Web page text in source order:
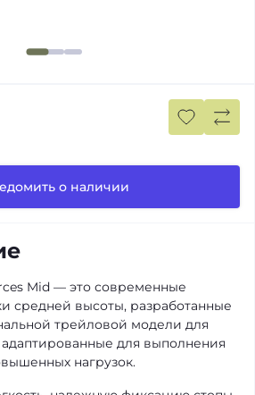
о наличии
Mid — это современные
средней высоты, разработанные
трейловой модели для
для выполнения
нагрузок.